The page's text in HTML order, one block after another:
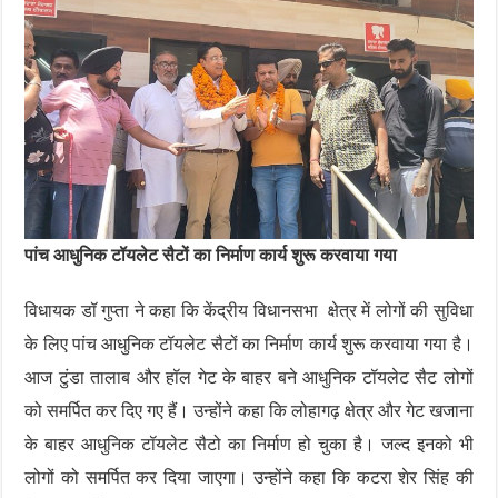
पांच आधुनिक टॉयलेट सैटों का निर्माण कार्य शुरू करवाया गया
विधायक डॉ गुप्ता ने कहा कि केंद्रीय विधानसभा क्षेत्र में लोगों की सुविधा
के लिए पांच आधुनिक टॉयलेट सैटों का निर्माण कार्य शुरू करवाया गया है।
आज टुंडा तालाब और हॉल गेट के बाहर बने आधुनिक टॉयलेट सैट लोगों
को समर्पित कर दिए गए हैं। उन्होंने कहा कि लोहागढ़ क्षेत्र और गेट खजाना
के बाहर आधुनिक टॉयलेट सैटो का निर्माण हो चुका है। जल्द इनको भी
लोगों को समर्पित कर दिया जाएगा। उन्होंने कहा कि कटरा शेर सिंह की